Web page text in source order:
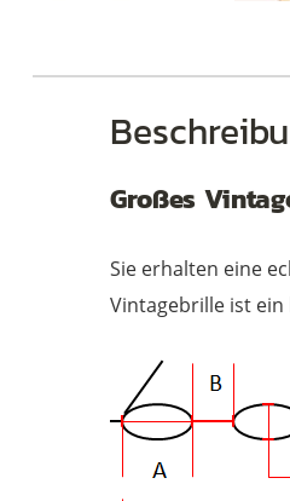
Großes
Sie erhalten eine
Vintagebrille ist